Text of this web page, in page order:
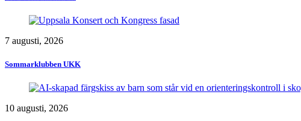
7 augusti, 2026
Sommarklubben UKK
10 augusti, 2026